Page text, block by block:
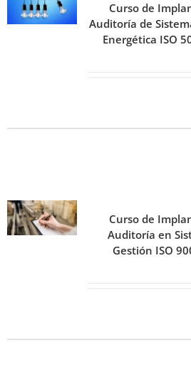
Curso de
Auditoría de
Energética ISO
Curso de
Auditoría en
Gestión ISO